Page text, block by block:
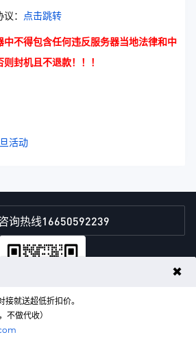
： 点击跳转
不得包含任何违反服务器当地法律和中
封机且不退款！！！
活动
询热线16650592239
✖
就送超低折扣价。
不做代收）